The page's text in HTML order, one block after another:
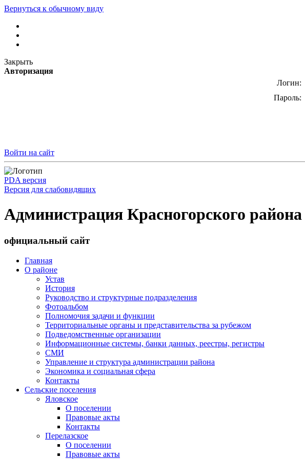
Вернуться к обычному виду
Закрыть
Авторизация
Логин:
Пароль:
Войти на сайт
PDA версия
Версия для слабовидящих
Администрация Красногорского района
официальный сайт
Главная
О районе
Устав
История
Руководство и структурные подразделения
Фотоальбом
Полномочия задачи и функции
Территориальные органы и представительства за рубежом
Подведомственные организации
Информационные системы, банки данных, реестры, регистры
СМИ
Управление и структура администрации района
Экономика и социальная сфера
Контакты
Сельские поселения
Яловское
О поселении
Правовые акты
Контакты
Перелазское
О поселении
Правовые акты